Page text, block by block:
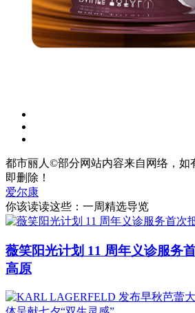
都市丽人©部分网站内容来自网络，如
即删除！
爱尔康
你该读读这些：一周精选导览
薇笑阳光计划 11 周年义诊服务
高原